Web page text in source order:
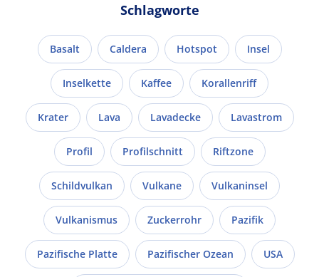
Schlagworte
Basalt Caldera Hotspot Insel
Inselkette Kaffee Korallenriff
Krater Lava Lavadecke Lavastrom
Profil Profilschnitt Riftzone
Schildvulkan Vulkane Vulkaninsel
Vulkanismus Zuckerrohr Pazifik
Pazifische Platte Pazifischer Ozean USA